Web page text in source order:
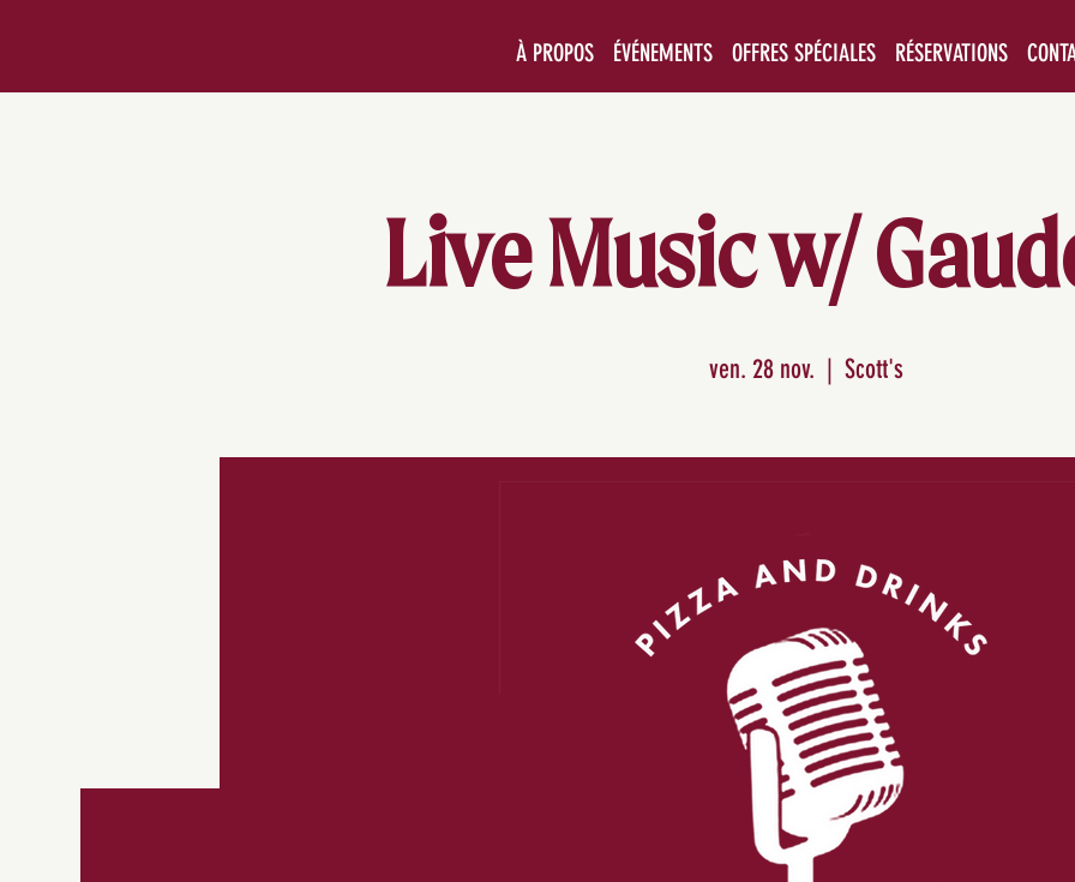
À PROPOS ÉVÉNEMENTS OFFRES SPÉCIALES RÉSERVATIONS
Live Music w/
ven. 28 nov.
  |
Scott's